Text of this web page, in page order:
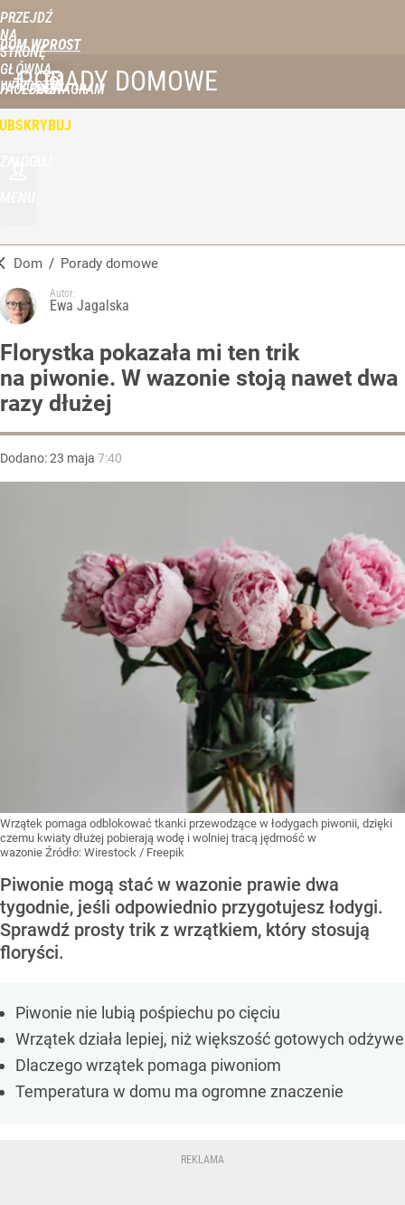
PRZEJDŹ
NA
STRONĘ
GŁÓWNĄ
WPROST.PL
DOM WPROST
FACEBOOKINSTAGRAM
PORADY DOMOWE
Dom / Porady domowe
Autor:
Ewa Jagalska
Florystka pokazała mi ten trik
na piwonie. W wazonie stoją nawet dwa
razy dłużej
Dodano:23 maja 7:40
Wrzątek pomaga odblokować tkanki przewodzące w łodygach piwonii, dzięki
czemu kwiaty dłużej pobierają wodę i wolniej tracą jędrność w
wazonie Źródło: Wirestock / Freepik
Piwonie mogą stać w wazonie prawie dwa
tygodnie, jeśli odpowiednio przygotujesz łodygi.
Sprawdź prosty trik z wrzątkiem, który stosują
floryści.
Piwonie nie lubią pośpiechu po cięciu
Wrzątek działa lepiej, niż większość gotowych
Dlaczego wrzątek pomaga piwoniom
Temperatura w domu ma ogromne znaczenie